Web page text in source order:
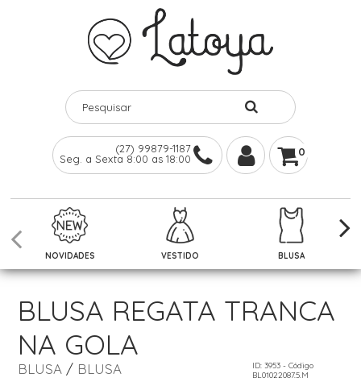
(27) 99879-1187
Seg. a Sexta 8:00 as 18:00
0
NOVIDADES VESTIDO BLUSA
BLUSA REGATA TRANCA
NA GOLA
BLUSA/ BLUSA
ID: 3953 - Código
BL01022087.5.M